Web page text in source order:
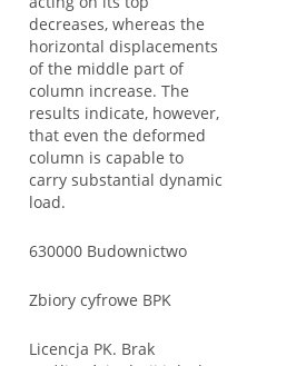
decreases, whereas the
horizontal displacements
of the middle part of
column increase. The
results indicate, however,
that even the deformed
column is capable to
carry substantial dynamic
load.
630000 Budownictwo
Zbiory cyfrowe BPK
Licencja PK. Brak